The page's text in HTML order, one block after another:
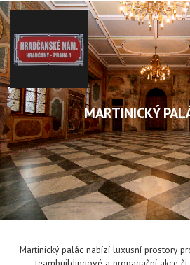
MARTINICKÝ
Martinický palác nabízí luxusní prostory